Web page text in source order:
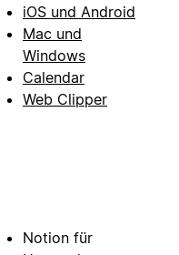
iOS und Android
Mac und
Windows
Calendar
Web Clipper
Notion für